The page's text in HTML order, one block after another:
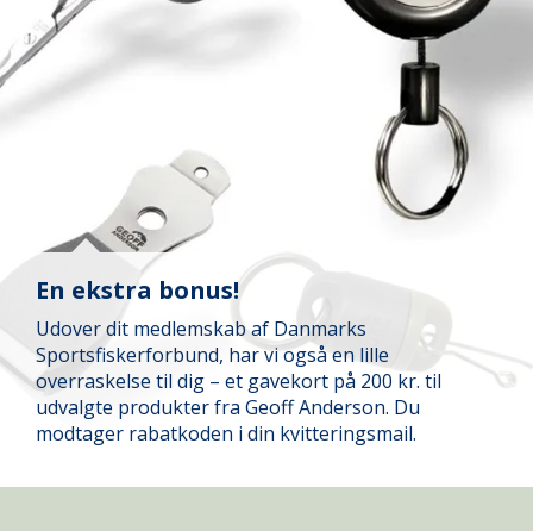
En ekstra bonus!
Udover dit medlemskab af Danmarks
Sportsfiskerforbund, har vi også en lille
overraskelse til dig – et gavekort på 200 kr. til
udvalgte produkter fra Geoff Anderson. Du
modtager rabatkoden i din kvitteringsmail.